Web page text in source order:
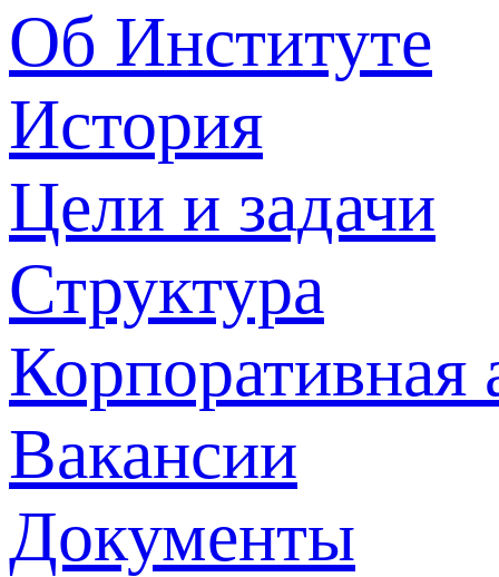
Об Институте
История
Цели и задачи
Структура
Корпоративная
Вакансии
Документы